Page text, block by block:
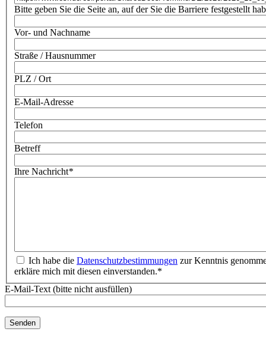
Bitte geben Sie die Seite an, auf der Sie die Barriere festgestellt
Vor- und Nachname
Straße / Hausnummer
PLZ / Ort
E-Mail-Adresse
Telefon
Betreff
Ihre Nachricht*
Ich habe die Datenschutzbestimmungen zur Kenntnis
erkläre mich mit diesen einverstanden.*
E-Mail-Text (bitte nicht ausfüllen)